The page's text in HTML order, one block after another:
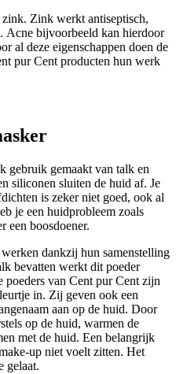
Zink werkt antiseptisch,
Acne bijvoorbeeld kan hierdoor
al deze eigenschappen doen de
pur Cent producten hun werk
gebruik gemaakt van talk en
siliconen sluiten de huid af. Je
is zeker niet goed, ook al
je een huidprobleem zoals
een boosdoener.
dankzij hun samenstelling
bevatten werkt dit poeder
van Cent pur Cent zijn
in. Zij geven ook een
aan op de huid. Door
op de huid, warmen de
met de huid. Een belangrijk
up niet voelt zitten. Het
gelaat.